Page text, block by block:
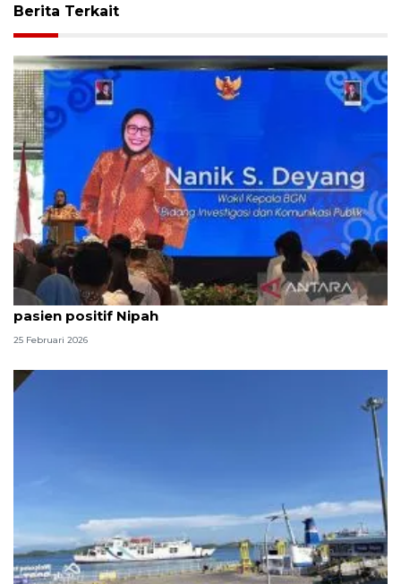
Berita Terkait
Kemarin, menu MBG Ramadhan hingga belum ada
pasien positif Nipah
25 Februari 2026